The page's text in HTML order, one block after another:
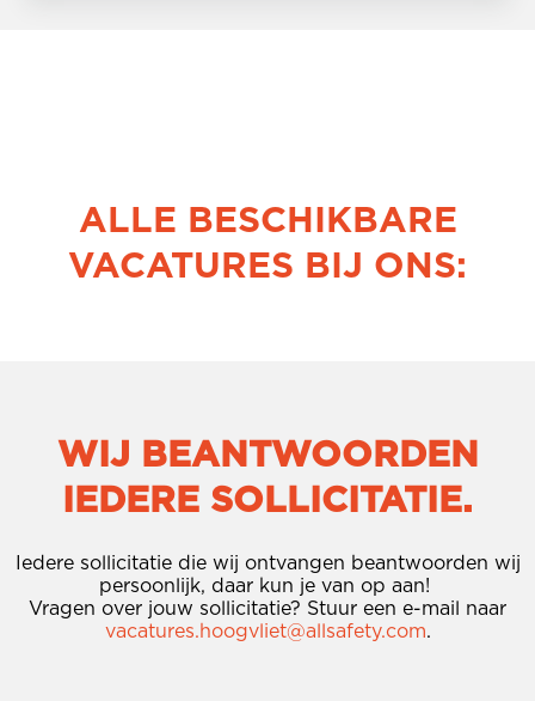
ALLE BESCHIKBARE
VACATURES BIJ ONS:
WIJ BEANTWOORDEN
IEDERE SOLLICITATIE.
Iedere sollicitatie die wij ontvangen beantwoorden wij
persoonlijk, daar kun je van op aan!
Vragen over jouw sollicitatie? Stuur een e-mail naar
vacatures.hoogvliet@allsafety.com.